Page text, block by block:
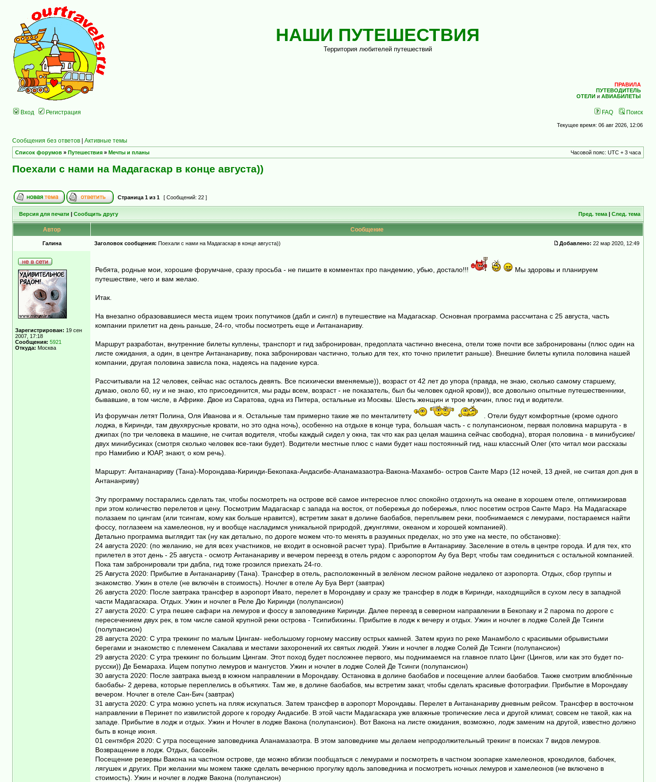
НАШИ ПУТЕШЕСТВИЯ
Территория любителей путешествий
ПРАВИЛА
ПУТЕВОДИТЕЛЬ
ОТЕЛИ и АВИАБИЛЕТЫ
Вход Регистрация FAQ Поиск
Текущее время: 06 авг 2026, 12:06
Сообщения без ответов | Активные темы
Список форумов » Путешествия » Мечты и планы Часовой пояс: UTC + 3 часа
Поехали с нами на Мадагаскар в конце августа))
Страница 1 из 1 [ Сообщений: 22 ]
Версия для печати | Сообщить другу Пред. тема | След. тема
Автор Сообщение
Гaлинa Заголовок сообщения: Поехали с нами на Мадагаскар в конце августа)) Добавлено: 22 мар 2020, 12:49
Зарегистрирован: 19 сен
2007, 17:18
Сообщения: 5921
Откуда: Москва
Ребята, родные мои, хорошие форумчане, сразу просьба - не пишите в комментах про пандемию, убью, достало!!!
Мы здоровы и планируем
путешествие, чего и вам желаю.
Итак.
На внезапно образовавшиеся места ищем троих попутчиков (дабл и сингл) в путешествие на Мадагаскар. Основная программа рассчитана с 25 августа, часть
компании прилетит на день раньше, 24-го, чтобы посмотреть еще и Антананариву.
Маршрут разработан, внутренние билеты куплены, транспорт и гид забронирован, предоплата частично внесена, отели тоже почти все забронированы (плюс один на
листе ожидания, а один, в центре Антананариву, пока забронирован частично, только для тех, кто точно прилетит раньше). Внешние билеты купила половина нашей
компании, другая половина зависла пока, надеясь на падение курса.
Рассчитывали на 12 человек, сейчас нас осталось девять. Все психически вменяемые)), возраст от 42 лет до упора (правда, не знаю, сколько самому старшему,
думаю, около 60, ну и не знаю, кто присоединится, мы рады всем, возраст - не показатель, был бы человек одной крови)), все довольно опытные путешественники,
бывавшие, в том числе, в Африке. Двое из Саратова, одна из Питера, остальные из Москвы. Шесть женщин и трое мужчин, плюс гид и водители.
Из форумчан летят Полина, Оля Иванова и я. Остальные там примерно такие же по менталитету
. Отели будут комфортные (кроме одного
лоджа, в Киринди, там двухярусные кровати, но это одна ночь), особенно на отдыхе в конце тура, большая часть - с полупансионом, первая половина маршрута - в
джипах (по три человека в машине, не считая водителя, чтобы каждый сидел у окна, так что как раз целая машина сейчас свободна), вторая половина - в минибусике/
двух минибусиках (смотря сколько человек все-таки будет). Водители местные плюс с нами будет наш постоянный гид, наш классный Олег (кто читал мои рассказы
про Намибию и ЮАР, знают, о ком речь).
Маршрут: Антананариву (Тана)-Морондава-Киринди-Бекопака-Андасибе-Аланамазаотра-Вакона-Махамбо- остров Санте Марэ (12 ночей, 13 дней, не считая доп.дня в
Антананриву)
Эту программу постарались сделать так, чтобы посмотреть на острове всё самое интересное плюс спокойно отдохнуть на океане в хорошем отеле, оптимизировав
при этом количество перелетов и цену. Посмотрим Мадагаскар с запада на восток, от побережья до побережья, плюс посетим остров Санте Марэ. На Мадагаскаре
полазаем по цингам (или тсингам, кому как больше нравится), встретим закат в долине баобабов, переплывем реки, пообнимаемся с лемурами, постараемся найти
фоссу, поглазеем на хамелеонов, ну и вообще насладимся уникальной природой, джунглями, океаном и хорошей компанией).
Детально программа выглядит так (ну как детально, по дороге можем что-то менять в разумных пределах, но это уже на месте, по обстановке):
24 августа 2020: (по желанию, не для всех участников, не входит в основной расчет тура). Прибытие в Антанариву. Заселение в отель в центре города. И для тех, кто
прилетел в этот день - 25 августа - осмотр Антананариву и вечером переезд в отель рядом с аэропортом Ау буа Верт, чтобы там соединиться с остальной компанией.
Пока там забронировали три дабла, гид тоже грозился приехать 24-го.
25 Августа 2020: Прибытие в Антананариву (Тана). Трансфер в отель, расположенный в зелёном лесном районе недалеко от аэропорта. Отдых, сбор группы и
знакомство. Ужин в отеле (не включён в стоимость). Ночлег в отеле Ау Буа Верт (завтрак)
26 августа 2020: После завтрака трансфер в аэропорт Ивато, перелет в Морондаву и сразу же трансфер в лодж в Киринди, находящийся в сухом лесу в западной
части Мадагаскара. Отдых. Ужин и ночлег в Реле Дю Киринди (полупансион)
27 августа 2020: С утра пешее сафари на лемуров и фоссу в заповеднике Киринди. Далее переезд в северном направлении в Бекопаку и 2 парома по дороге с
пересечением двух рек, в том числе самой крупной реки острова - Тсипибихины. Прибытие в лодж к вечеру и отдых. Ужин и ночлег в лодже Солей Де Тсинги
(полупансион)
28 августа 2020: С утра треккинг по малым Цингам- небольшому горному массиву острых камней. Затем круиз по реке Манамболо с красивыми обрывистыми
берегами и знакомство с племенем Сакалава и местами захоронений их святых людей. Ужин и ночлег в лодже Солей Де Тсинги (полупансион)
29 августа 2020: С утра треккинг по большим Цингам. Этот поход будет посложнее первого, мы поднимаемся на главное плато Цинг (Цингов, или как это будет по-
русски)) Де Бемараха. Ищем попутно лемуров и мангустов. Ужин и ночлег в лодже Солей Де Тсинги (полупансион)
30 августа 2020: После завтрака выезд в южном направлении в Морондаву. Остановка в долине баобабов и посещение аллеи баобабов. Также смотрим влюблённые
баобабы- 2 дерева, которые переплелись в объятиях. Там же, в долине баобабов, мы встретим закат, чтобы сделать красивые фотографии. Прибытие в Морондаву
вечером. Ночлег в отеле Сан-Бич (завтрак)
31 августа 2020: С утра можно успеть на пляж искупаться. Затем трансфер в аэропорт Морондавы. Перелет в Антананариву дневным рейсом. Трансфер в восточном
направлении в Перинет по извилистой дороге к городку Андасибе. В этой части Мадагаскара уже влажные тропические леса и другой климат, совсем не такой, как на
западе. Прибытие в лодж и отдых. Ужин и Ночлег в лодже Вакона (полупансион). Вот Вакона на листе ожидания, возможно, лодж заменим на другой, известно должно
быть в конце июня.
01 сентября 2020: С утра посещение заповедника Аланамазаотра. В этом заповеднике мы делаем непродолжительный трекинг в поисках 7 видов лемуров.
Возвращение в лодж. Отдых, бассейн.
Посещение резервы Вакона на частном острове, где можно вблизи пообщаться с лемурами и посмотреть в частном зоопарке хамелеонов, крокодилов, бабочек,
лягушек и других. При желании мы можем также сделать вечернюю прогулку вдоль заповедника и посмотреть ночных лемуров и хамелеонов (не включено в
стоимость). Ужин и ночлег в лодже Вакона (полупансион)